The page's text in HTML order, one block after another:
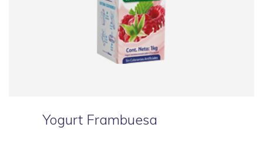
Yogurt Frambuesa